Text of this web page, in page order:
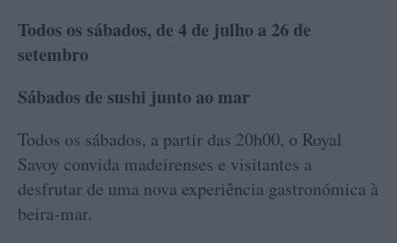
Todos os sábados, de 4 de julho a 26 de
setembro
Sábados de sushi junto ao mar
Todos os sábados, a partir das 20h00, o Royal
Savoy convida madeirenses e visitantes a
desfrutar de uma nova experiência gastronómica à
beira-mar.